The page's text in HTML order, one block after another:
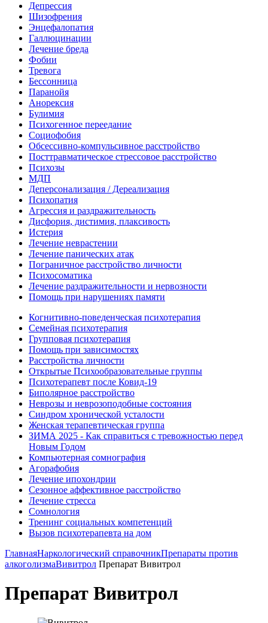
Депрессия
Шизофрения
Энцефалопатия
Галлюцинации
Лечение бреда
Фобии
Тревога
Бессонница
Паранойя
Анорексия
Булимия
Психогенное переедание
Социофобия
Обсессивно-компульсивное расстройство
Посттравматическое стрессовое расстройство
Психозы
МДП
Деперсонализация / Дереализация
Психопатия
Агрессия и раздражительность
Дисфория, дистимия, плаксивость
Истерия
Лечение неврастении
Лечение панических атак
Пограничное расстройство личности
Психосоматика
Лечение раздражительности и нервозности
Помощь при нарушениях памяти
Когнитивно-поведенческая психотерапия
Семейная психотерапия
Групповая психотерапия
Помощь при зависимостях
Расстройства личности
Открытые Психообразовательные группы
Психотерапевт после Ковид-19
Биполярное расстройство
Неврозы и неврозоподобные состояния
Синдром хронической усталости
Женская терапевтическая группа
ЗИМА 2025 - Как справиться с тревожностью перед
Новым Годом
Компьютерная сомнография
Агорафобия
Лечение ипохондрии
Сезонное аффективное расстройство
Лечение стресса
Сомнология
Тренинг социальных компетенций
Вызов психотерапевта на дом
ГлавнаяНаркологический справочникПрепараты против
алкоголизмаВивитрол Препарат Вивитрол
Препарат Вивитрол